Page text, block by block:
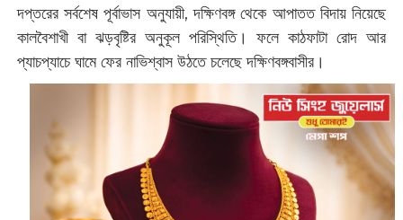
দপ্তরের সর্বশেষ পূর্বাভাস অনুযায়ী, দক্ষিণবঙ্গ থেকে আপাতত বিদায় নিয়েছে
কালবৈশাখী বা ঝড়বৃষ্টির অনুকূল পরিস্থিতি। ফলে কাঠফাটা রোদ আর
প্যাচপ্যাচে ঘামে ফের নাভিশ্বাস উঠতে চলেছে দক্ষিণবঙ্গবাসীর।